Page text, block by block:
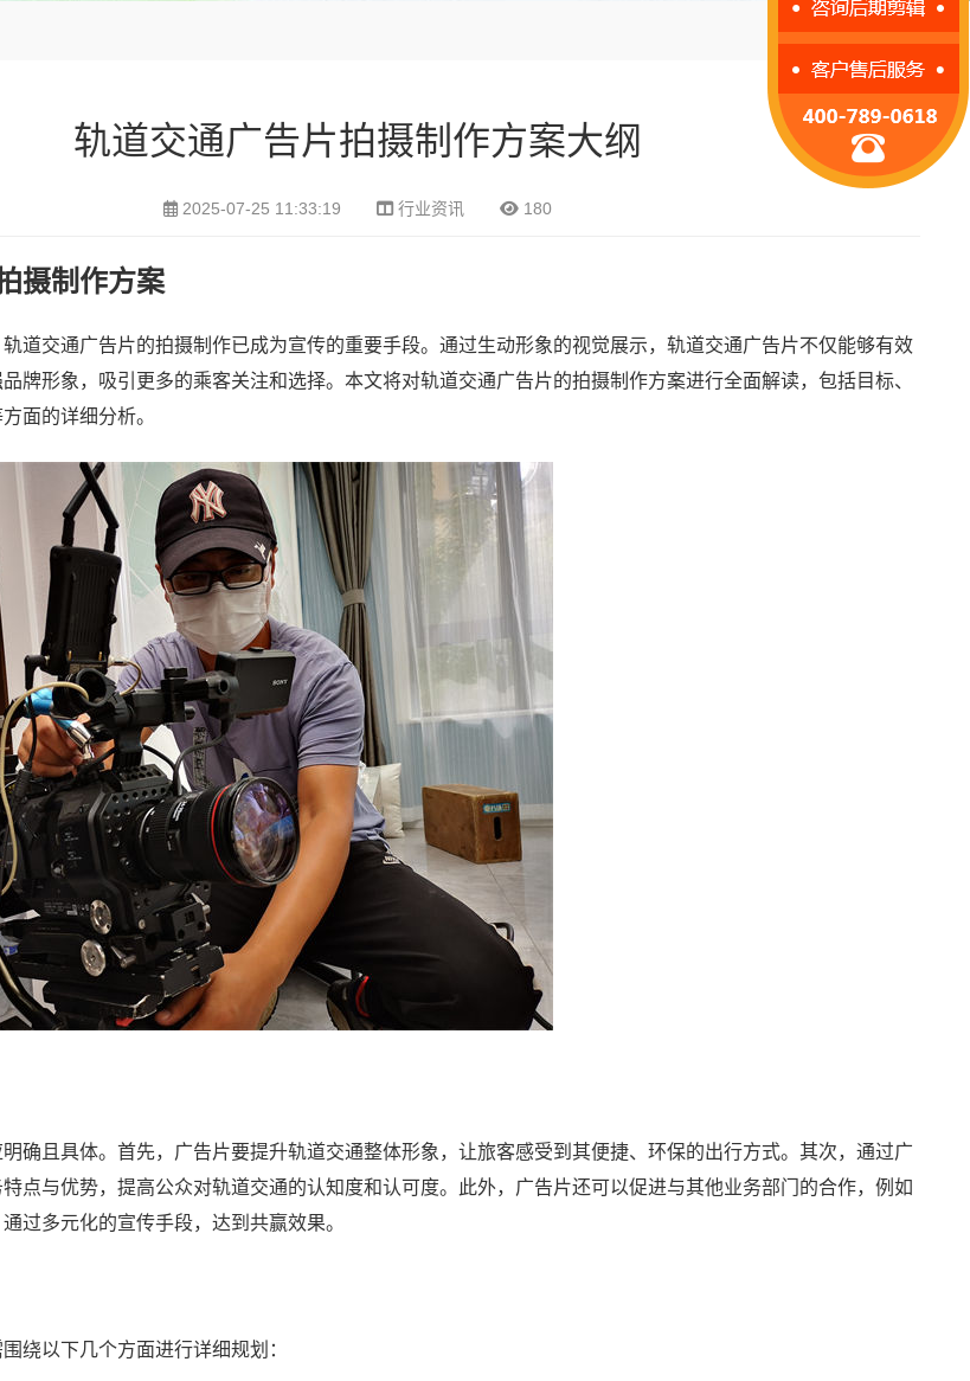
轨道交通广告片拍摄制作方案大纲
2025-07-25 11:33:19 行业资讯 180
摄制作方案
道交通广告片的拍摄制作已成为宣传的重要手段。通过生动形象的视觉展示，轨道交通广告片不仅能够有效
牌形象，吸引更多的乘客关注和选择。本文将对轨道交通广告片的拍摄制作方案进行全面解读，包括目标、
面的详细分析。
确且具体。首先，广告片要提升轨道交通整体形象，让旅客感受到其便捷、环保的出行方式。其次，通过广
点与优势，提高公众对轨道交通的认知度和认可度。此外，广告片还可以促进与其他业务部门的合作，例如
过多元化的宣传手段，达到共赢效果。
绕以下几个方面进行详细规划：